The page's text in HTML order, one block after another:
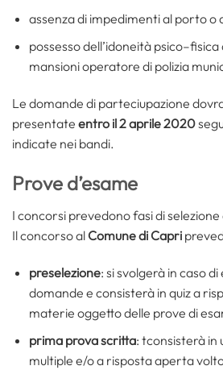
assenza di impedimenti al porto o
possesso dell’idoneità
mansioni operatore di polizia
Le domande di parteciupazione
presentate entro il 2 aprile 2020
indicate nei bandi.
Prove d’esame
I concorsi prevedono fasi di
Il concorso al Comune di Capri
preselezione: si svolgerà in caso
domande e consisterà in quiz a
materie oggetto delle prove di
prima prova scritta: tconsisterà in
multiple e/o a risposta aperta